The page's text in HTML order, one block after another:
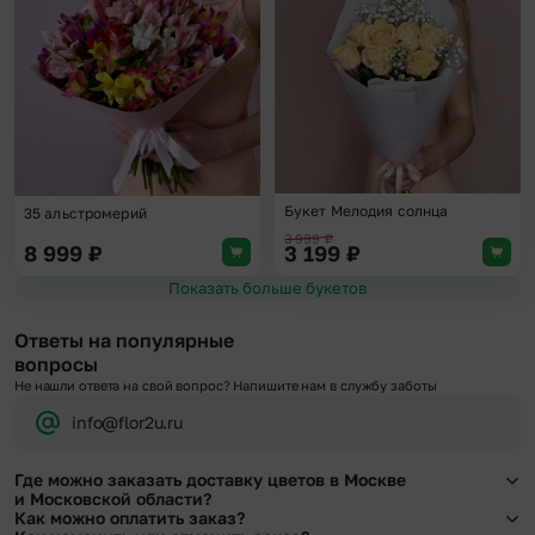
35 альстромерий
8 999 ₽
Букет Мелодия солнца
3 999₽
3 199 ₽
Показать больше букетов
Ответы на популярные
вопросы
Не нашли ответа на свой вопрос? Напишите нам в службу заботы
info@flor2u.ru
Где можно заказать доставку цветов в Москве
и Московской области?
Оформить доставку цветов можно в нашем приложении, на сайте flor2u.ru, по
Как можно оплатить заказ?